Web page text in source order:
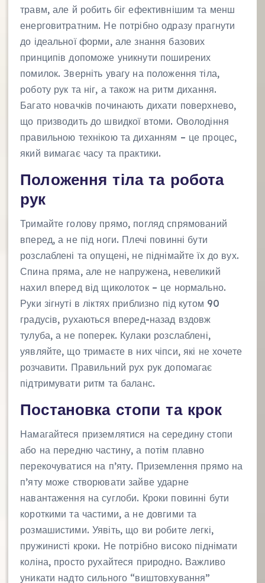
травм, але й робить біг ефективнішим та менш
енерговитратним. Не потрібно одразу прагнути
до ідеальної форми, але знання базових
принципів допоможе уникнути поширених
помилок. Зверніть увагу на положення тіла,
роботу рук та ніг, а також на ритм дихання.
Багато новачків починають дихати поверхнево,
що призводить до швидкої втоми. Оволодіння
правильною технікою та диханням – це процес,
який вимагає часу та практики.
Положення тіла та робота
рук
Тримайте голову прямо, погляд спрямований
вперед, а не під ноги. Плечі повинні бути
розслаблені та опущені, не піднімайте їх до вух.
Спина пряма, але не напружена, невеликий
нахил вперед від щиколоток – це нормально.
Руки зігнуті в ліктях приблизно під кутом 90
градусів, рухаються вперед-назад вздовж
тулуба, а не поперек. Кулаки розслаблені,
уявляйте, що тримаєте в них чіпси, які не хочете
розчавити. Правильний рух рук допомагає
підтримувати ритм та баланс.
Постановка стопи та крок
Намагайтеся приземлятися на середину стопи
або на передню частину, а потім плавно
перекочуватися на п’яту. Приземлення прямо на
п’яту може створювати зайве ударне
навантаження на суглоби. Кроки повинні бути
короткими та частими, а не довгими та
розмашистими. Уявіть, що ви робите легкі,
пружинисті кроки. Не потрібно високо піднімати
коліна, просто рухайтеся природно. Важливо
уникати надто сильного “виштовхування”